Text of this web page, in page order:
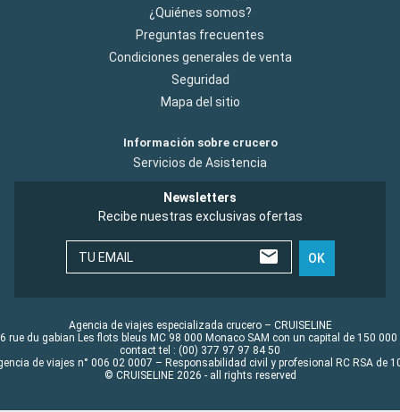
¿Quiénes somos?
Preguntas frecuentes
Condiciones generales de venta
Seguridad
Mapa del sitio
Información sobre crucero
Servicios de Asistencia
Newsletters
Recibe nuestras exclusivas ofertas
TU EMAIL OK
Agencia de viajes especializada crucero – CRUISELINE
rue du gabian Les flots bleus MC 98 000 Monaco SAM con un capital de 150 000
contact tel : (00) 377 97 97 84 50
de viajes n° 006 02 0007 – Responsabilidad civil y profesional RC RSA de
© CRUISELINE 2026 - all rights reserved